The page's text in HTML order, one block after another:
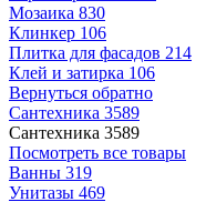
Мозаика 830
Клинкер 106
Плитка для фасадов 214
Клей и затирка 106
Вернуться обратно
Сантехника 3589
Сантехника 3589
Посмотреть все товары
Ванны 319
Унитазы 469